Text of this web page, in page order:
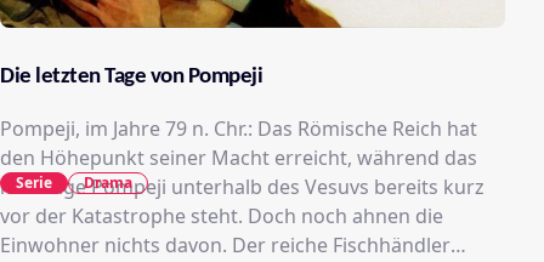
Die letzten Tage von Pompeji
Pompeji, im Jahre 79 n. Chr.: Das Römische Reich hat
den Höhepunkt seiner Macht erreicht, während das
mächtige Pompeji unterhalb des Vesuvs bereits kurz
vor der Katastrophe steht. Doch noch ahnen die
Einwohner nichts davon. Der reiche Fischhändler
Serie Drama